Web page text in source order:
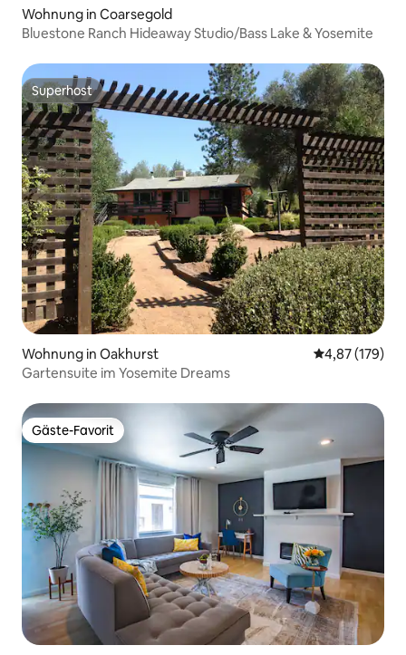
Wohnung in Coarsegold
Bluestone Ranch Hideaway Studio/Bass Lake & Yosemite
Superhost
Superhost
Wohnung in Oakhurst
4,87 (179)
Gartensuite im Yosemite Dreams
Gäste-Favorit
Gäste-Favorit